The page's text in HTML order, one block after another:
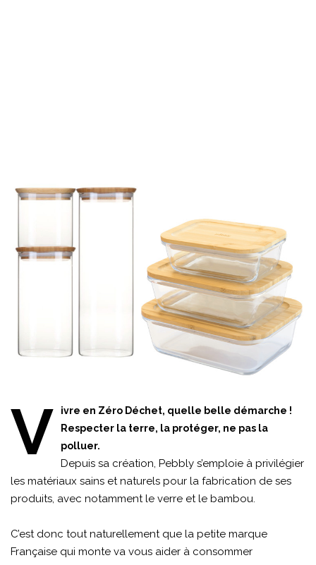
V
ivre en Zéro Déchet, quelle belle démarche !
Respecter la terre, la protéger, ne pas la
polluer.
Depuis sa création, Pebbly s’emploie à privilégier
les matériaux sains et naturels pour la fabrication de ses
produits, avec notamment le verre et le bambou.
C’est donc tout naturellement que la petite marque
Française qui monte va vous aider à consommer